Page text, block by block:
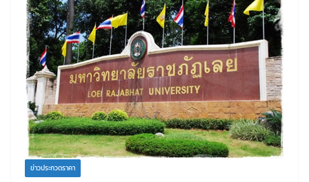
ข่าวประกวดราคา